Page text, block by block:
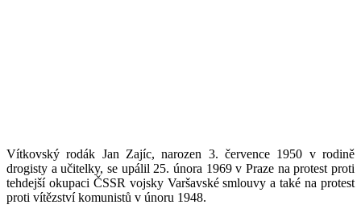
Vítkovský rodák Jan Zajíc, narozen 3. července 1950 v rodině
drogisty a učitelky, se upálil 25. února 1969 v Praze na protest proti
tehdejší okupaci ČSSR vojsky Varšavské smlouvy a také na protest
proti vítězství komunistů v únoru 1948.